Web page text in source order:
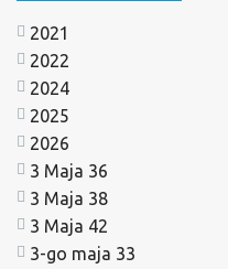
2021
2022
2024
2025
2026
3 Maja 36
3 Maja 38
3 Maja 42
3-go maja 33